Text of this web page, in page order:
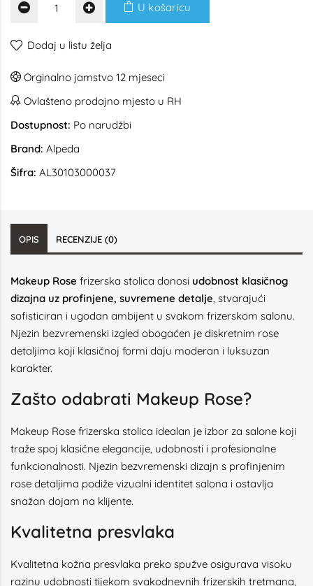
U košaricu
Dodaj u listu želja
Orginalno jamstvo 12 mjeseci
Ovlašteno prodajno mjesto u RH
Dostupnost: Po narudžbi
Brand: Alpeda
Šifra: AL30103000037
OPIS RECENZIJE (0)
Makeup Rose frizerska stolica donosi udobnost klasičnog
dizajna uz profinjene, suvremene detalje, stvarajući
sofisticiran i ugodan ambijent u svakom frizerskom salonu.
Njezin bezvremenski izgled obogaćen je diskretnim rose
detaljima koji klasičnoj formi daju moderan i luksuzan
karakter.
Zašto odabrati Makeup Rose?
Makeup Rose frizerska stolica idealan je izbor za salone koji
traže spoj klasične elegancije, udobnosti i profesionalne
funkcionalnosti. Njezin bezvremenski dizajn s profinjenim
rose detaljima podiže vizualni identitet salona i ostavlja
snažan dojam na klijente.
Kvalitetna presvlaka
Kvalitetna kožna presvlaka preko spužve osigurava visoku
razinu udobnosti tijekom svakodnevnih frizerskih tretmana,